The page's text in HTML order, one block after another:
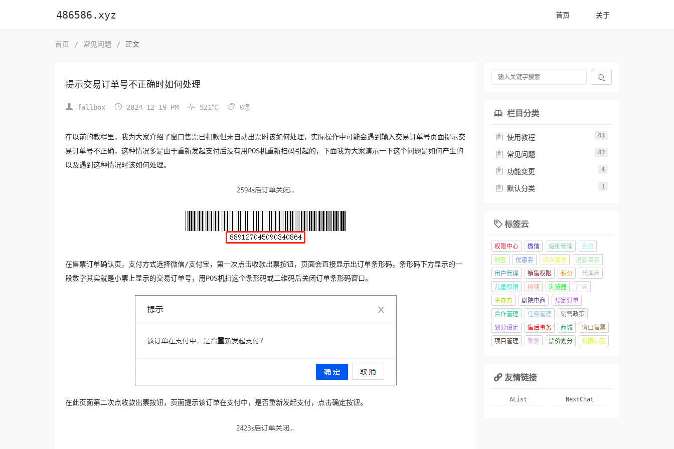
486586.xyz 首页 关于
首页 / 常见问题 / 正文
提示交易订单号不正确时如何处理
 fallbox  2024-12-19 PM  521℃  0条
在以前的教程里，我为大家介绍了窗口售票已扣款但未自动出票时该如何处理，实际操作中可能会遇到输入交易订单号页面提示交
易订单号不正确，这种情况多是由于重新发起支付后没有用POS机重新扫码引起的，下面我为大家演示一下这个问题是如何产生的
以及遇到这种情况时该如何处理。
在售票订单确认页，支付方式选择微信/支付宝，第一次点击收款出票按钮，页面会直接显示出订单条形码，条形码下方显示的一
段数字其实就是小票上显示的交易订单号，用POS机扫这个条形码或二维码后关闭订单条形码窗口。
在此页面第二次点收款出票按钮，页面提示该订单在支付中，是否重新发起支付，点击确定按钮。

 栏目分类
 使用教程 43
 常见问题 43
 功能变更 4
 默认分类 1
 标签云
权限中心 微信 级别管理
会员
时区
优惠券 场次管理
退款事务
用户管理
销售权限 积分
代理商
儿童权限
排期 浏览器
广告
主办方
剧院电商
预定订单
合作管理
任务管理
销售政策
划分设定
售后事务 商城
窗口售票
项目管理
录屏 票价划分 权限制定
 友情链接
AList NextChat